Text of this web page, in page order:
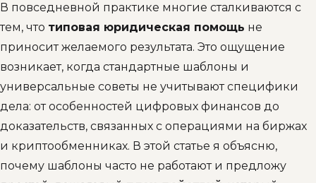
В повседневной практике многие сталкиваются с
тем, что типовая юридическая помощь не
приносит желаемого результата. Это ощущение
возникает, когда стандартные шаблоны и
универсальные советы не учитывают специфики
дела: от особенностей цифровых финансов до
доказательств, связанных с операциями на биржах
и криптообменниках. В этой статье я объясню,
почему шаблоны часто не работают и предложу